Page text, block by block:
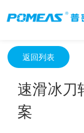
速滑冰刀轮廓度尺寸
返回列表
速滑冰刀
案